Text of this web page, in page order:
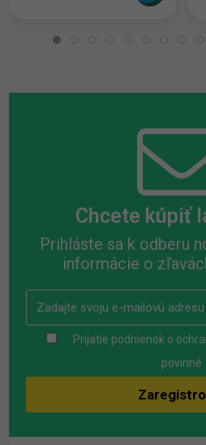
Chcete kúpiť
Prihláste sa k odberu
informácie o
Prijatie podnienok o
povinné